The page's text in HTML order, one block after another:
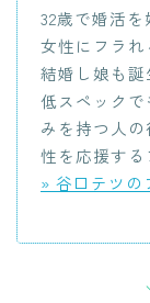
32歳で婚活
女性にフラ
結婚し娘も誕
低スペック
みを持つ人
性を応援する
» 谷口テツの